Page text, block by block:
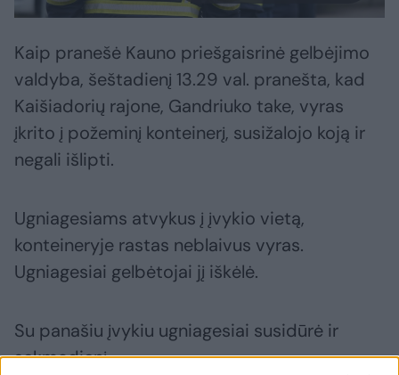
Kaip pranešė Kauno priešgaisrinė gelbėjimo
valdyba, šeštadienį 13.29 val. pranešta, kad
Kaišiadorių rajone, Gandriuko take, vyras
įkrito į požeminį konteinerį, susižalojo koją ir
negali išlipti.
Ugniagesiams atvykus į įvykio vietą,
konteineryje rastas neblaivus vyras.
Ugniagesiai gelbėtojai jį iškėlė.
Su panašiu įvykiu ugniagesiai susidūrė ir
sekmadienį.